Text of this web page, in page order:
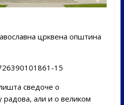
црквена општина
15
сведоче о
али и о великом